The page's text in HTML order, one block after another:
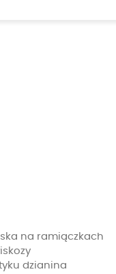
na ramiączkach
dzianina